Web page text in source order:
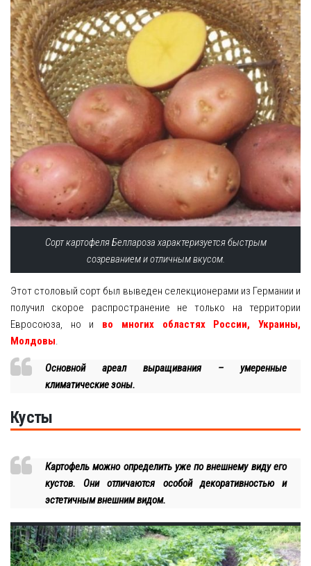
Сорт картофеля Беллароза характеризуется быстрым
созреванием и отличным вкусом.
Этот столовый сорт был выведен селекционерами из Германии и
получил скорое распространение не только на территории
Евросоюза, но и во многих областях России, Украины,
Молдовы.
Основной ареал выращивания – умеренные
климатические зоны.
Кусты
Картофель можно определить уже по внешнему виду его
кустов. Они отличаются особой декоративностью и
эстетичным внешним видом.